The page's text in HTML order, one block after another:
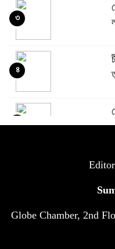
৩
৪
Globe Chamber, 2nd